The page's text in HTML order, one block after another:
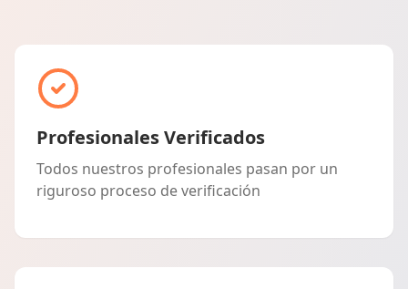
Profesionales Verificados
Todos nuestros profesionales pasan por un
riguroso proceso de verificación